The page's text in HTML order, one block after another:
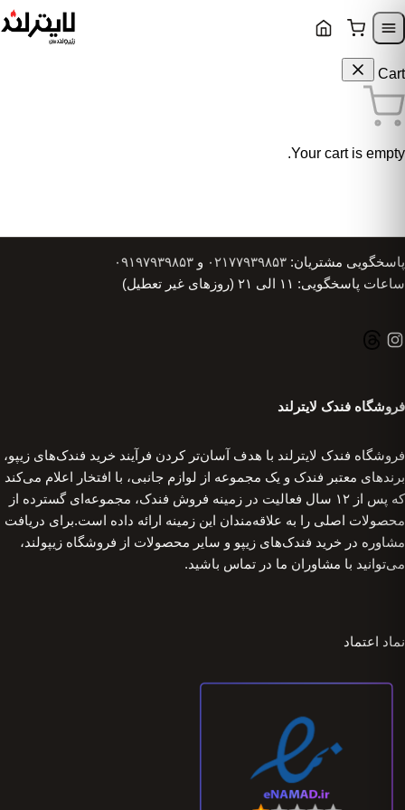
Skip to navigation
Cart
Your cart is empty.
پاسخگویی مشتریان: ۰۲۱۷۷۹۳۹۸۵۳ و ۰۹۱۹۷۹۳۹۸۵۳
ساعات پاسخگویی: ۱۱ الی ۲۱ (روزهای غیر تعطیل)
فروشگاه فندک لایترلند
فروشگاه فندک لایترلند با هدف آسان‌تر کردن فرآیند خرید فندک‌های زیپو،
برندهای معتبر فندک و یک مجموعه از لوازم جانبی، با افتخار اعلام می‌کند
که پس از ۱۲ سال فعالیت در زمینه فروش فندک، مجموعه‌ای گسترده از
محصولات اصلی را به علاقه‌مندان این زمینه ارائه داده است.برای دریافت
مشاوره در خرید فندک‌های زیپو و سایر محصولات از فروشگاه زیپولند،
می‌توانید با مشاوران ما در تماس باشید.
نماد اعتماد